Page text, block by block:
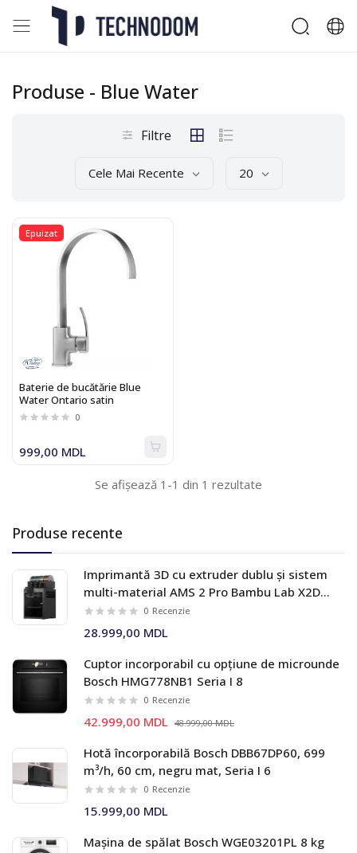
Produse recente
Imprimantă 3D cu extruder dublu și sistem
multi-material AMS 2 Pro Bambu Lab X2D
Combo
0 Recenzie
28.999,00 MDL
Cuptor incorporabil cu opțiune de microunde
Bosch HMG778NB1 Seria I 8
0 Recenzie
42.999,00 MDL 48.999,00 MDL
Hotă încorporabilă Bosch DBB67DP60, 699
m³/h, 60 cm, negru mat, Seria I 6
0 Recenzie
15.999,00 MDL
Mașina de spălat Bosch WGE03201PL 8 kg
Produse - Blue Water
Filtre
Cele Mai Recente 20
Epuizat
Baterie de bucătărie Blue
Water Ontario satin
0
999,00 MDL
Se afișează 1-1 din 1 rezultate